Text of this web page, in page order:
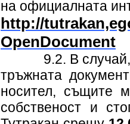
на официалната
http://
OpenDocument
9.2. В случай, че
тръжната
носител, същите
собственост и